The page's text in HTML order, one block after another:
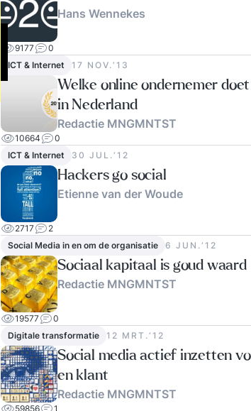
Hans Wennekes
9177
0
ICT & Internet
17 NOV.‘13
Welke online ondernemer
in Nederland
Redactie MNGMNTST
10664
0
ICT & Internet
30 JUL.‘12
Hackers go social
Etienne van der Woude
2717
2
Social Media in en om de organisatie
6 JUN.‘12
Sociaal kapitaal is goud waard
Redactie MNGMNTST
19577
0
Digitale transformatie
12 MRT.‘12
Social media actief inzetten
en klant
Redactie MNGMNTST
59856
1